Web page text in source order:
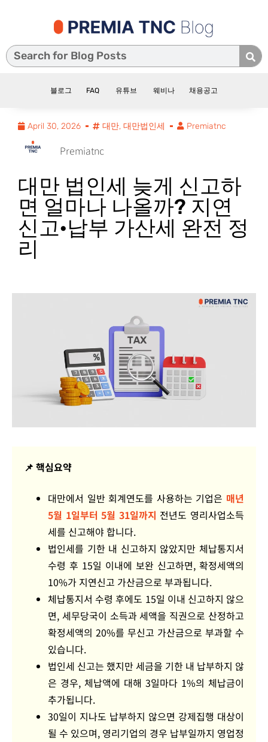
블로그 FAQ 유튜브 웨비나 채용공고
April 30, 2026 대만, 대만법인세 Premiatnc
Premiatnc
대만 법인세 늦게 신고하
면 얼마나 나올까? 지연
신고·납부 가산세 완전 정
리
📌 핵심요약
대만에서 일반 회계연도를 사용하는 기업은 매년
5월 1일부터 5월 31일까지 전년도 영리사업소득
세를 신고해야 합니다.
법인세를 기한 내 신고하지 않았지만 체납통지서
수령 후 15일 이내에 보완 신고하면, 확정세액의
10%가 지연신고 가산금으로 부과됩니다.
체납통지서 수령 후에도 15일 이내 신고하지 않으
면, 세무당국이 소득과 세액을 직권으로 산정하고
확정세액의 20%를 무신고 가산금으로 부과할 수
있습니다.
법인세 신고는 했지만 세금을 기한 내 납부하지 않
은 경우, 체납액에 대해 3일마다 1%의 체납금이
추가됩니다.
30일이 지나도 납부하지 않으면 강제집행 대상이
될 수 있으며, 영리기업의 경우 납부일까지 영업정